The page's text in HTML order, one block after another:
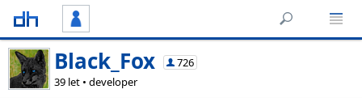
Black_Fox
726
39 let • developer